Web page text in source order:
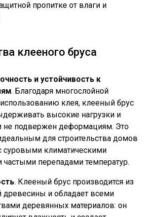
пропитке от влаги и
клееного бруса
и устойчивость к
. Благодаря многослойной
использованию клея, клееный брус
высокие нагрузки и
не подвержен деформациям. Это
для строительства домов
суровыми климатическими
частыми перепадами температур.
. Клееный брус производится из
древесины и обладает всеми
деревянных материалов: он